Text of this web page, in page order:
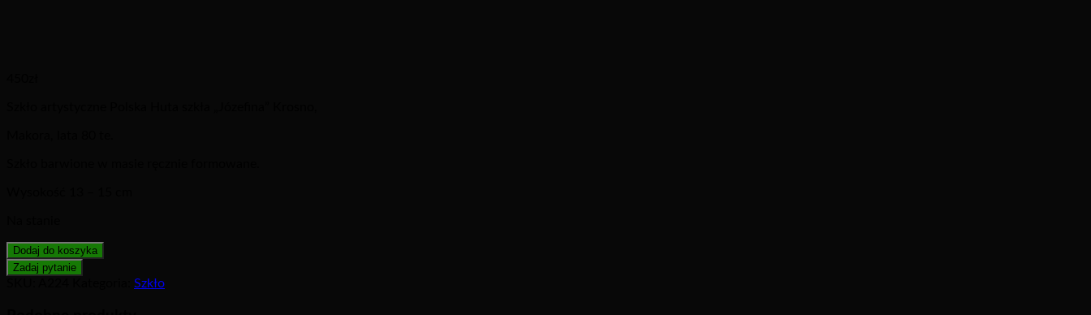
Dodaj do koszyka
Szkło